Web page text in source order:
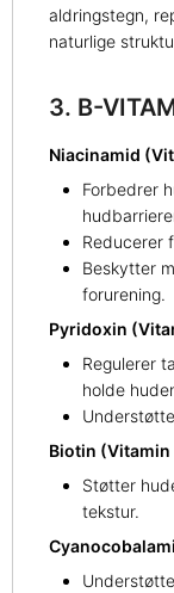
aldringstegn,
naturlige
3. B-
Niacinamid
Forbedrer
Reducerer
Beskytter
forurening.
Pyridoxin
Regulerer
holde
Biotin (Vitamin
Støtter
tekstur.